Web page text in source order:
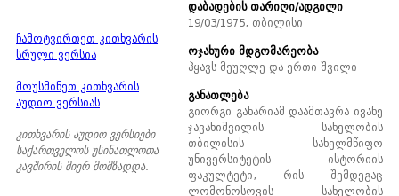
ჩამოტვირთეთ კითხვარის
სრული ვერსია
მოუსმინეთ კითხვარის
აუდიო ვერსიას
კითხვარის აუდიო ვერსიები
საქართველოს უსინათლოთა
კავშირის მიერ მომზადდა.
დაბადების თარიღი/ადგილი
19/03/1975, თბილისი
ოჯახური მდგომარეობა
ჰყავს მეუღლე და ერთი შვილი
განათლება
გიორგი გახარიამ დაამთავრა ივანე
ჯავახიშვილის სახელობის
თბილისის სახელმწიფო
უნივერსიტეტის ისტორიის
ფაკულტეტი, რის შემდეგაც
ლომონოსოვის სახელობის